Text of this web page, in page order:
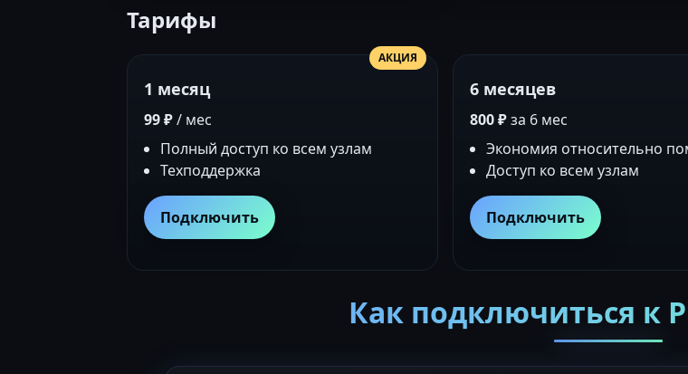
Тарифы
АКЦИЯ
1 месяц
99 ₽/ мес
Полный доступ ко всем узлам
Техподдержка
Подключить
6 месяцев
800 ₽за 6 мес
Экономия относительно
Доступ ко всем узлам
Подключить
Как подключиться к